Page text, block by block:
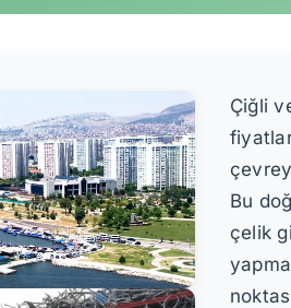
Çiğli
Bu
çelik